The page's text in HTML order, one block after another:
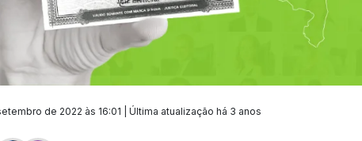
de 2022 às 16:01 | Última atualização há 3 anos